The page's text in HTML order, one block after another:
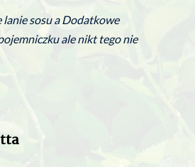
lanie sosu a Dodatkowe
ale nikt tego nie